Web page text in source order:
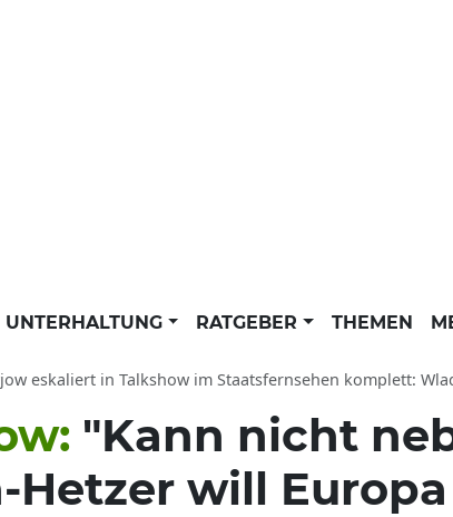
UNTERHALTUNG RATGEBER THEMEN
eskaliert in Talkshow im Staatsfernsehen komplett: Wladimir Putin
"Kann nicht
will